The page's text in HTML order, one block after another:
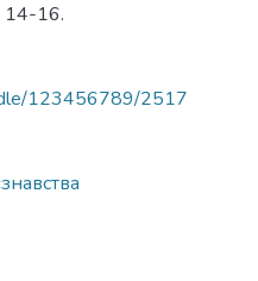
14-16.
123456789/2517